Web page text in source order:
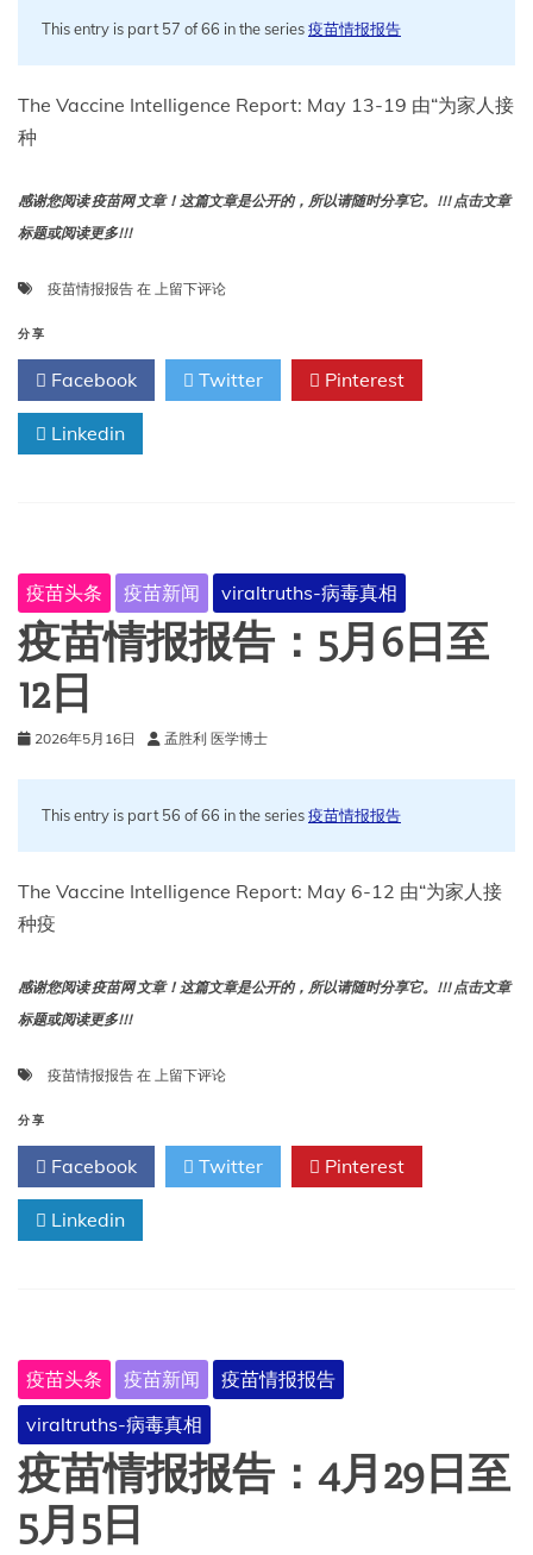
This entry is part 57 of 66 in the series疫苗情报报告
The Vaccine Intelligence Report: May 13-19 由“为家人接
种
感谢您阅读 疫苗网 文章！这篇文章是公开的，所以请随时分享它。!!! 点击文章
标题或阅读更多!!!
疫苗情报报告 在 疫
报
告：
日
上留下评论
分享
Facebook Twitter Pinterest
Linkedin
疫苗头条 疫苗新闻 viraltruths-病毒真相
疫苗情报报告：5月6日至
12日
2026年5月16日 孟胜利 医学博士
This entry is part 56 of 66 in the series疫苗情报报告
The Vaccine Intelligence Report: May 6-12 由“为家人接
种疫
感谢您阅读 疫苗网 文章！这篇文章是公开的，所以请随时分享它。!!! 点击文章
标题或阅读更多!!!
疫苗情报报告 在 疫
报
告：
日
上留下评论
分享
Facebook Twitter Pinterest
Linkedin
疫苗头条 疫苗新闻
疫苗情报报告
viraltruths-病毒真相
疫苗情报报告：4月29日至
5月5日